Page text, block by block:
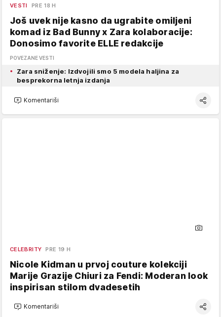
VESTI PRE 18 H
Još uvek nije kasno da ugrabite omiljeni
komad iz Bad Bunny x Zara kolaboracije:
Donosimo favorite ELLE redakcije
POVEZANE VESTI
Zara sniženje: Izdvojili smo 5 modela haljina za
besprekorna letnja izdanja
Komentariši
CELEBRITY PRE 19 H
Nicole Kidman u prvoj couture kolekciji
Marije Grazije Chiuri za Fendi: Moderan look
inspirisan stilom dvadesetih
Komentariši